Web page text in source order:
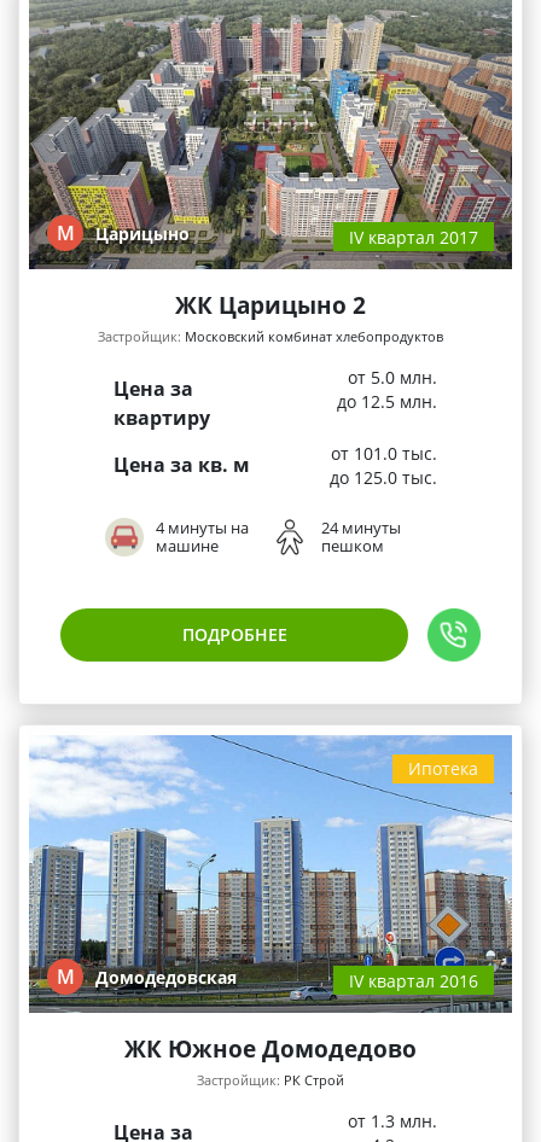
М Царицыно IV квартал 2017
ЖК Царицыно 2
Застройщик: Московский комбинат хлебопродуктов
Цена за
квартиру
от 5.0 млн.
до 12.5 млн.
Цена за кв. м
от 101.0 тыс.
до 125.0 тыс.
4 минуты на
машине
24 минуты
пешком
ПОДРОБНЕЕ
Ипотека
М Домодедовская IV квартал 2016
ЖК Южное Домодедово
Застройщик: РК Строй
Цена за
от 1.3 млн.